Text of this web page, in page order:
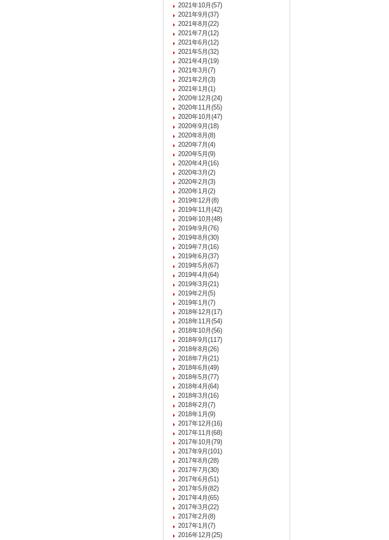
2021年10月(57)
2021年9月(37)
2021年8月(22)
2021年7月(12)
2021年6月(12)
2021年5月(32)
2021年4月(19)
2021年3月(7)
2021年2月(3)
2021年1月(1)
2020年12月(24)
2020年11月(55)
2020年10月(47)
2020年9月(18)
2020年8月(8)
2020年7月(4)
2020年5月(9)
2020年4月(16)
2020年3月(2)
2020年2月(3)
2020年1月(2)
2019年12月(8)
2019年11月(42)
2019年10月(48)
2019年9月(76)
2019年8月(30)
2019年7月(16)
2019年6月(37)
2019年5月(67)
2019年4月(64)
2019年3月(21)
2019年2月(5)
2019年1月(7)
2018年12月(17)
2018年11月(54)
2018年10月(56)
2018年9月(117)
2018年8月(26)
2018年7月(21)
2018年6月(49)
2018年5月(77)
2018年4月(64)
2018年3月(16)
2018年2月(7)
2018年1月(9)
2017年12月(16)
2017年11月(68)
2017年10月(79)
2017年9月(101)
2017年8月(28)
2017年7月(30)
2017年6月(51)
2017年5月(82)
2017年4月(65)
2017年3月(22)
2017年2月(8)
2017年1月(7)
2016年12月(25)